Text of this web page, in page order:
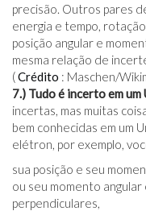
precisão. Outros pares
energia e tempo,
posição angular e
mesma relação de
(Crédito : Maschen/
7.) Tudo é incerto em
incertas, mas muitas
bem conhecidas em um
elétron, por exemplo,
sua posição e seu
ou seu momento
perpendiculares,